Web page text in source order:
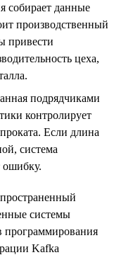
собирает данные
производственный
привести
цеха,
подрядчиками
контролирует
Если длина
система
ошибку.
системы
программирования
Kafka